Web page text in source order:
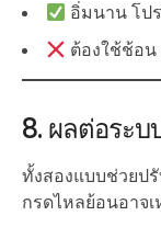
อิ่มนาน โป
ต้องใช้ช้อน
8. ผลต่อระบ
ทั้งสองแบบช่วยป
กรดไหลย้อนอาจ